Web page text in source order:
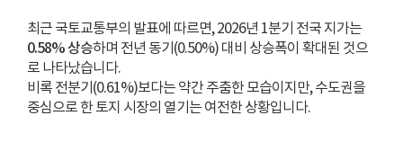
최근 국토교통부의 발표에 따르면, 2026년 1분기 전국 지가는
0.58% 상승하며 전년 동기(0.50%) 대비 상승폭이 확대된 것으
로 나타났습니다.
비록 전분기(0.61%)보다는 약간 주춤한 모습이지만, 수도권을
중심으로 한 토지 시장의 열기는 여전한 상황입니다.